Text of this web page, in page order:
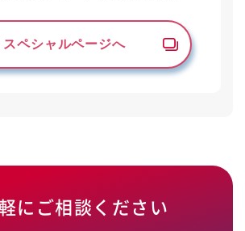
スペシャルページへ
にご相談ください